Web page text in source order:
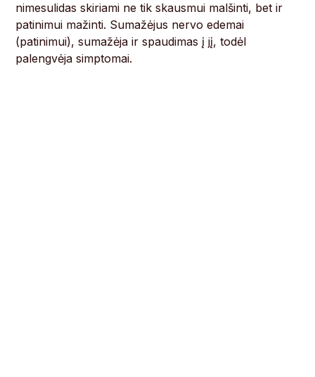
nimesulidas skiriami ne tik skausmui malšinti, bet ir
patinimui mažinti. Sumažėjus nervo edemai
(patinimui), sumažėja ir spaudimas į jį, todėl
palengvėja simptomai.